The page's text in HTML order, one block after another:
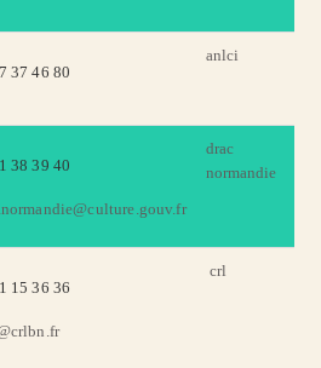
37 46 80
anlci
38 39 40
drac
normandie
15 36 36
crl